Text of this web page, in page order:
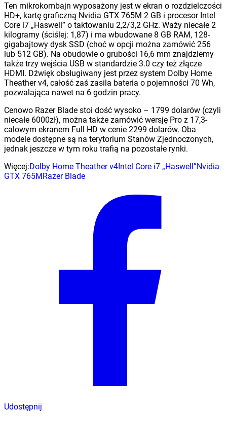
Ten mikrokombajn wyposażony jest w ekran o rozdzielczości
HD+, kartę graficzną Nvidia GTX 765M 2 GB i procesor Intel
Core i7 „Haswell” o taktowaniu 2,2/3,2 GHz. Waży niecałe 2
kilogramy (ściślej: 1,87) i ma wbudowane 8 GB RAM, 128-
gigabajtowy dysk SSD (choć w opcji można zamówić 256
lub 512 GB). Na obudowie o grubości 16,6 mm znajdziemy
także trzy wejścia USB w standardzie 3.0 czy też złącze
HDMI. Dźwięk obsługiwany jest przez system Dolby Home
Theather v4, całość zaś zasila bateria o pojemności 70 Wh,
pozwalająca nawet na 6 godzin pracy.
Cenowo Razer Blade stoi dość wysoko – 1799 dolarów (czyli
niecałe 6000zł), można także zamówić wersję Pro z 17,3-
calowym ekranem Full HD w cenie 2299 dolarów. Oba
modele dostępne są na terytorium Stanów Zjednoczonych,
jednak jeszcze w tym roku trafią na pozostałe rynki.
Więcej:Dolby Home Theather v4Intel Core i7 „Haswell”Nvidia
GTX 765MRazer Blade
Udostępnij